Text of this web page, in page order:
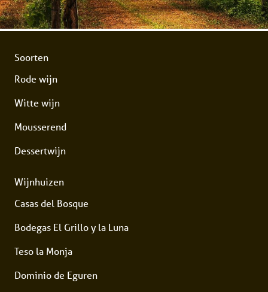
Soorten
Rode wijn
Witte wijn
Mousserend
Dessertwijn
Wijnhuizen
Casas del Bosque
Bodegas El Grillo y la Luna
Teso la Monja
Dominio de Eguren